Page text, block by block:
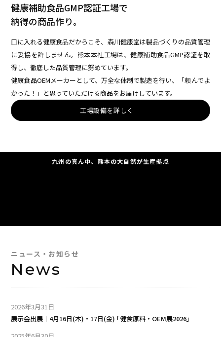
健康補助食品GMP認証工場で
納得の商品作り。
口に入れる健康食品だからこそ、森川健康堂は製品づくりの品質管理
に妥協を許しません。熊本本社工場は、健康補助食品GMP認証を取
得し、徹底した品質管理に努めています。
健康食品OEMメーカーとして、万全な体制で製造を行い、「頼んでよ
かった！」と思っていただける商品をお届けしています。
工場設備を詳しく
九州の真ん中、熊本の大自然が生産拠点
ニュース・お知らせ
News
2026年3月31日
展示会出展｜4月16日(木)・17日(金) ｢健食原料・OEM展2026｣